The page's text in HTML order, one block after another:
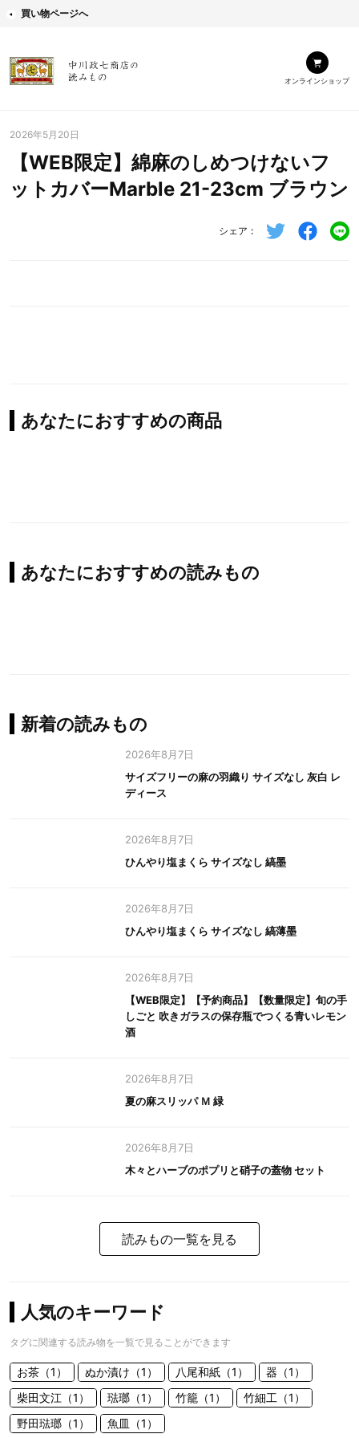
買い物ページへ
オンラインショップ
2026年5月20日
【WEB限定】綿麻のしめつけないフ
ットカバーMarble 21-23cm ブラウン
シェア
あなたにおすすめの商品
あなたにおすすめの読みもの
新着の読みもの
2026年8月7日
サイズフリーの麻の羽織り サイズなし 灰白 レ
ディース
2026年8月7日
ひんやり塩まくら サイズなし 縞墨
2026年8月7日
ひんやり塩まくら サイズなし 縞薄墨
2026年8月7日
【WEB限定】【予約商品】【数量限定】旬の手
しごと 吹きガラスの保存瓶でつくる青いレモン
酒
2026年8月7日
夏の麻スリッパ Ｍ 緑
2026年8月7日
木々とハーブのポプリと硝子の蓋物 セット
読みもの一覧を見る
人気のキーワード
タグに関連する読み物を一覧で見ることができます
お茶（1） ぬか漬け（1） 八尾和紙（1）
器（1）
柴田文江（1）
琺瑯（1） 竹籠（1）
竹細工（1）
野田琺瑯（1）
魚皿（1）